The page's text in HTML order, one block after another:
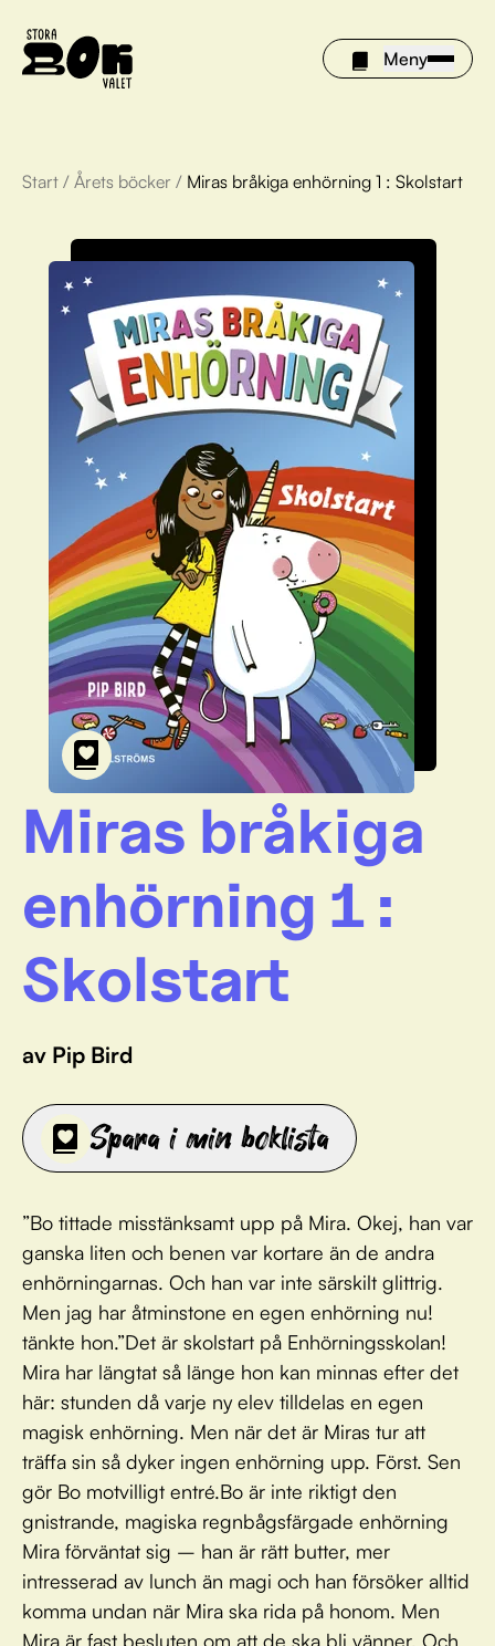
Meny
Årets böcker
Om Stora bokvalet
Olivia tipsar
Vinnare
FAQ
För bibliotek
Start / Årets böcker / Miras bråkiga enhörning 1 : Skolstart
Miras bråkiga
enhörning 1 :
Skolstart
av Pip Bird
Spara i min boklista
”Bo tittade misstänksamt upp på Mira. Okej, han var
ganska liten och benen var kortare än de andra
enhörningarnas. Och han var inte särskilt glittrig.
Men jag har åtminstone en egen enhörning nu!
tänkte hon.”Det är skolstart på Enhörningsskolan!
Mira har längtat så länge hon kan minnas efter det
här: stunden då varje ny elev tilldelas en egen
magisk enhörning. Men när det är Miras tur att
träffa sin så dyker ingen enhörning upp. Först. Sen
gör Bo motvilligt entré.Bo är inte riktigt den
gnistrande, magiska regnbågsfärgade enhörning
Mira förväntat sig – han är rätt butter, mer
intresserad av lunch än magi och han försöker alltid
komma undan när Mira ska rida på honom. Men
Mira är fast besluten om att de ska bli vänner. Och